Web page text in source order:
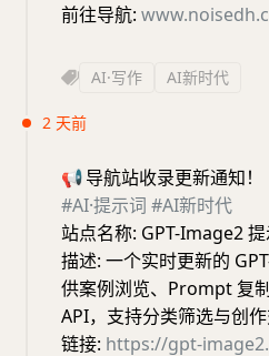
前往导航:
AI·写作 AI新时代
2 天前
📢导航站收录更新通知！
#AI·提示词 #AI新时代
站点名称: GPT-Image2
描述: 一个实时更新的
供案例浏览、Prompt 复
API，支持分类筛选与创作
链接: https://gpt-